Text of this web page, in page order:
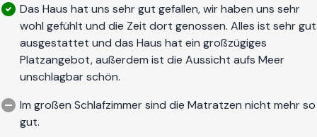
Das Haus hat uns sehr gut gefallen, wir haben uns sehr
wohl gefühlt und die Zeit dort genossen. Alles ist sehr gut
ausgestattet und das Haus hat ein großzügiges
Platzangebot, außerdem ist die Aussicht aufs Meer
unschlagbar schön.
Im großen Schlafzimmer sind die Matratzen nicht mehr so
gut.